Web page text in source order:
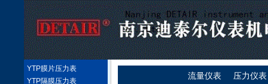
YTP膜片压力表
YTP隔膜压力表
流量仪表 压力仪表